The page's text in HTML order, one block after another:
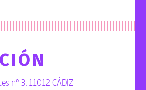
nº 3, 11012 CÁDIZ